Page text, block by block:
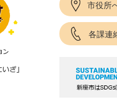
市役所
各課連